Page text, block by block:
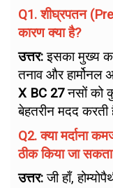
Q1. शीघ्रपतन
कारण क्या है?
उत्तर:इसका मुख्य
तनाव और
X BC 27नसों को
बेहतरीन मदद करती
Q2. क्या मर्दाना
ठीक किया जा
उत्तर:जी हाँ,